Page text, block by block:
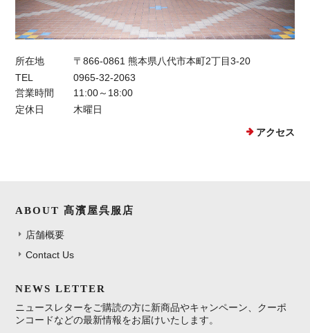
所在地
〒866-0861 熊本県八代市本町2丁目3-20
TEL
0965-32-2063
営業時間
11:00～18:00
定休日
木曜日
アクセス
ABOUT 髙濱屋呉服店
店舗概要
Contact Us
NEWS LETTER
ニュースレターをご購読の方に新商品やキャンペーン、クーポ
ンコードなどの最新情報をお届けいたします。